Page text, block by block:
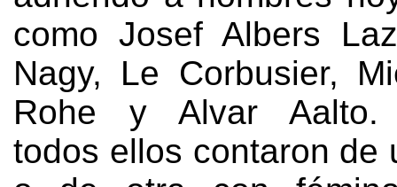
como Josef Albers
Nagy, Le Corbusier,
Rohe y Alvar Aalto.
todos ellos contaron de